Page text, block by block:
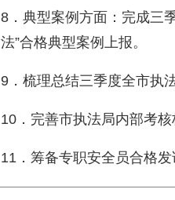
8．典型案例方面：完成三
法”合格典型案例上报。
9．梳理总结三季度全市执
10．完善市执法局内部考
11．筹备专职安全员合格发